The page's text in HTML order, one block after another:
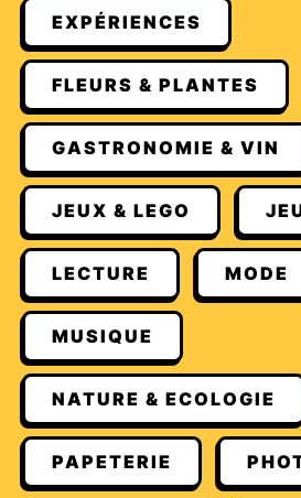
EXPÉRIENCES
FLEURS & PLANTES
GASTRONOMIE & VIN
JEUX & LEGO
LECTURE MODE
MUSIQUE
NATURE & ECOLOGIE
PAPETERIE